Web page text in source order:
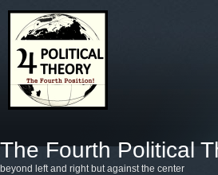
The Fourth Political
beyond left and right but against the center